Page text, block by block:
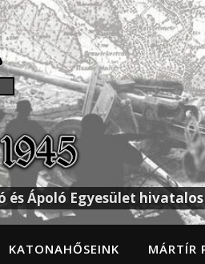
és Ápoló Egyesület
KATONAHŐSEINK MÁRTÍR